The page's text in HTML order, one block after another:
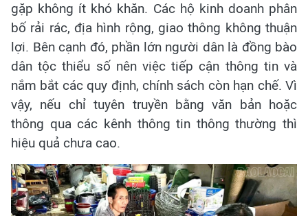
gặp không ít khó khăn. Các hộ kinh doanh phân
bố rải rác, địa hình rộng, giao thông không thuận
lợi. Bên cạnh đó, phần lớn người dân là đồng bào
dân tộc thiểu số nên việc tiếp cận thông tin và
nắm bắt các quy định, chính sách còn hạn chế. Vì
vậy, nếu chỉ tuyên truyền bằng văn bản hoặc
thông qua các kênh thông tin thông thường thì
hiệu quả chưa cao.